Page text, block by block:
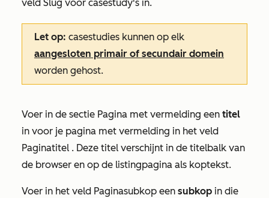
veld Slug voor casestudy's in.
Let op: casestudies kunnen op elk
aangesloten primair of secundair domein
worden gehost.
Voer in de sectie Pagina met vermelding een titel
in voor je pagina met vermelding in het veld
Paginatitel . Deze titel verschijnt in de titelbalk van
de browser en op de listingpagina als koptekst.
Voer in het veld Paginasubkop een subkop in die